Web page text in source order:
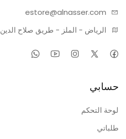
estore@alnasser.com
الرياض - الملز - طريق صلاح الدين
حسابي
لوحة التحكم
طلباتي